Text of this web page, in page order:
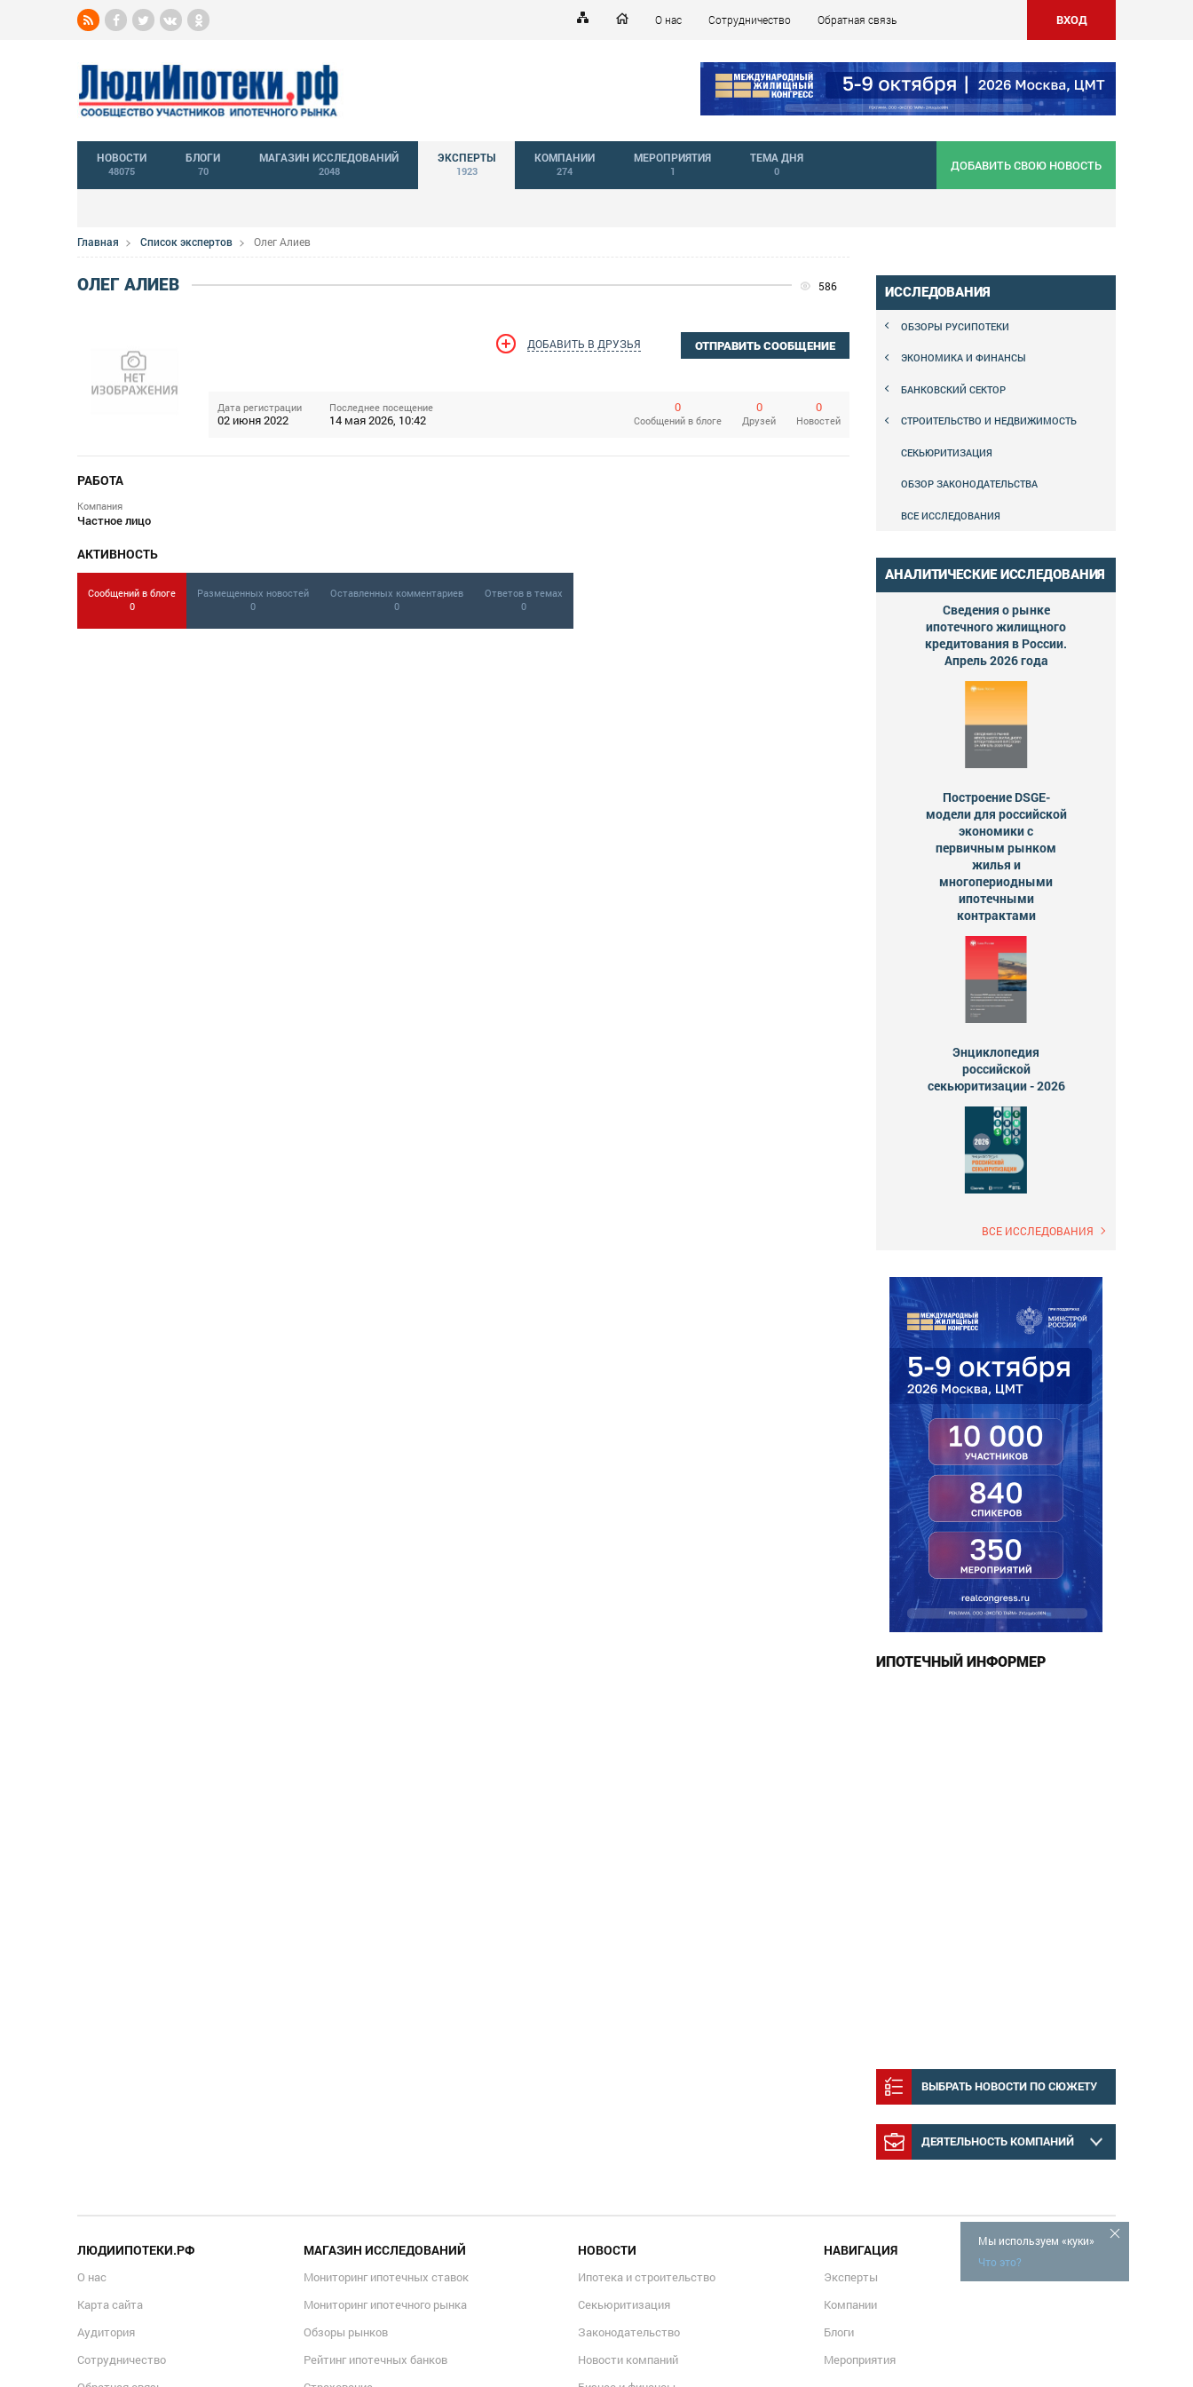
О нас Сотрудничество Обратная связь ВХОД
НОВОСТИ
48075
БЛОГИ
70
МАГАЗИН ИССЛЕДОВАНИЙ
2048
ЭКСПЕРТЫ
1923
КОМПАНИИ
274
МЕРОПРИЯТИЯ
1
ТЕМА ДНЯ
0 ДОБАВИТЬ СВОЮ НОВОСТЬ
Главная Список экспертов Олег Алиев
ОЛЕГ АЛИЕВ 586
ДОБАВИТЬ В ДРУЗЬЯ ОТПРАВИТЬ СООБЩЕНИЕ
Дата регистрации
02 июня 2022
Последнее посещение
14 мая 2026, 10:42
0
Сообщений в блоге
0
Друзей
0
Новостей
РАБОТА
Компания
Частное лицо
АКТИВНОСТЬ
Сообщений в блоге
0
Размещенных новостей
0
Оставленных комментариев
0
Ответов в темах
0
ИССЛЕДОВАНИЯ
ОБЗОРЫ РУСИПОТЕКИ
ЭКОНОМИКА И ФИНАНСЫ
БАНКОВСКИЙ СЕКТОР
СТРОИТЕЛЬСТВО И НЕДВИЖИМОСТЬ
СЕКЬЮРИТИЗАЦИЯ
ОБЗОР ЗАКОНОДАТЕЛЬСТВА
ВСЕ ИССЛЕДОВАНИЯ
АНАЛИТИЧЕСКИЕ ИССЛЕДОВАНИЯ
Сведения о рынке
ипотечного жилищного
кредитования в России.
Апрель 2026 года
Построение DSGE-
модели для российской
экономики с
первичным рынком
жилья и
многопериодными
ипотечными
контрактами
Энциклопедия
российской
секьюритизации - 2026
ВСЕ ИССЛЕДОВАНИЯ
ИПОТЕЧНЫЙ ИНФОРМЕР
ВЫБРАТЬ НОВОСТИ ПО СЮЖЕТУ
ДЕЯТЕЛЬНОСТЬ КОМПАНИЙ
Мы используем «куки»
Что это?
ЛЮДИИПОТЕКИ.РФ
О нас
Карта сайта
Аудитория
Сотрудничество
МАГАЗИН ИССЛЕДОВАНИЙ
Мониторинг ипотечных ставок
Мониторинг ипотечного рынка
Обзоры рынков
Рейтинг ипотечных банков
НОВОСТИ
Ипотека и строительство
Секьюритизация
Законодательство
Новости компаний
НАВИГАЦИЯ
Эксперты
Компании
Блоги
Мероприятия